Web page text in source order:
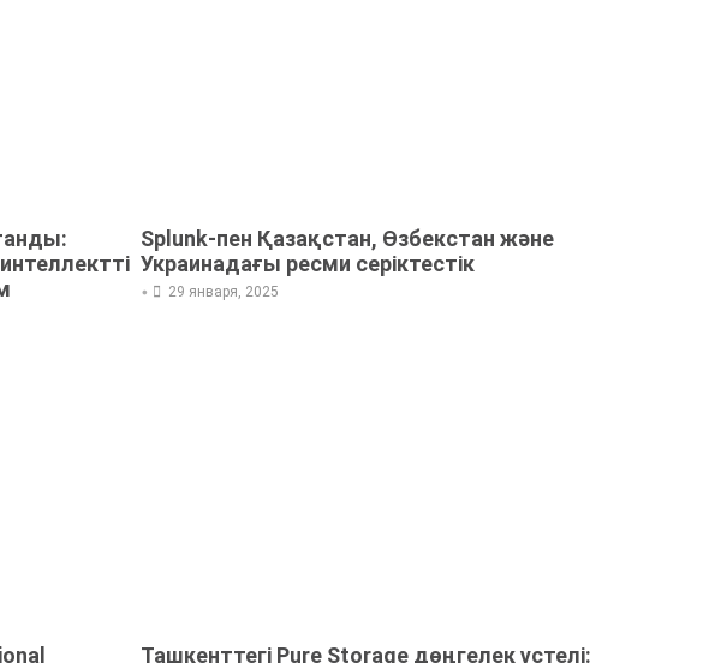
Splunk-пен Қазақстан, Өзбекстан және
Украинадағы ресми серіктестік
• 29 января, 2025
Ташкенттегі Pure Storage дөңгелек үстелі: